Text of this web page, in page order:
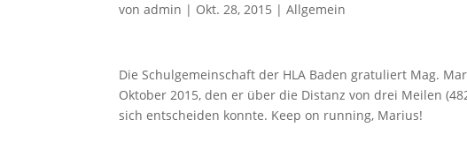
vonadmin | Okt. 28, 2015 |Allgemein
Die Schulgemeinschaft der HLA Baden gratuliert Mag.
Oktober 2015, den er über die Distanz von drei Meilen
sich entscheiden konnte. Keep on running, Marius!